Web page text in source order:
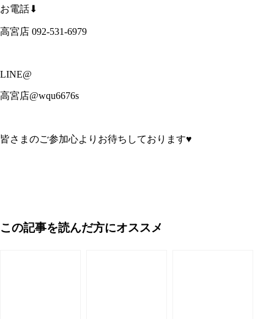
お電話⬇︎
高宮店 092-531-6979
LINE@
高宮店@wqu6676s
皆さまのご参加心よりお待ちしております♥️
この記事を読んだ方にオススメ